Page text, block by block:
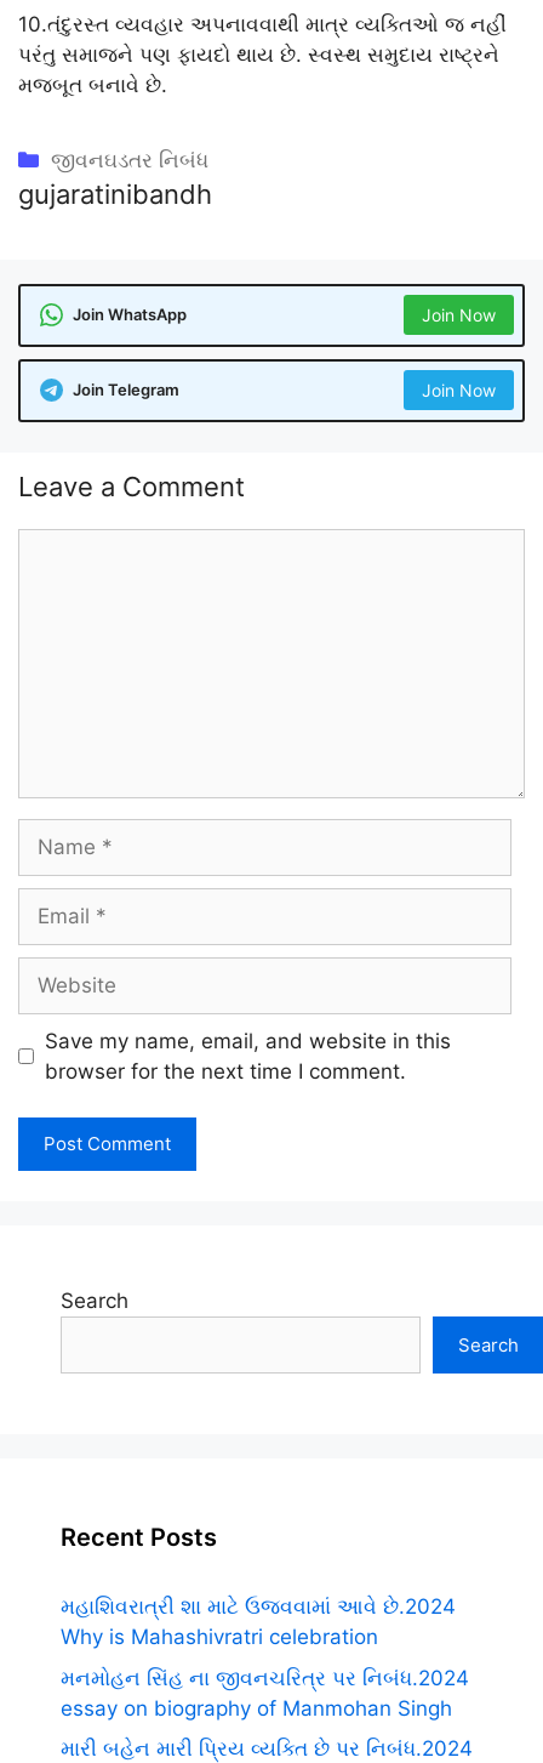
10.તંદુરસ્ત વ્યવહાર અપનાવવાથી માત્ર વ્યક્તિઓ જ નહીં
પરંતુ સમાજને પણ ફાયદો થાય છે. સ્વસ્થ સમુદાય રાષ્ટ્રને
મજબૂત બનાવે છે.
Categories
જીવનઘડતર નિબંધ
gujaratinibandh
Join WhatsApp Join Now
Join Telegram Join Now
Leave a Comment
Save my name, email, and website in this
browser for the next time I comment.
Search
Search
Recent Posts
મહાશિવરાત્રી શા માટે ઉજવવામાં આવે છે.2024
Why is Mahashivratri celebration
મનમોહન સિંહ ના જીવનચરિત્ર પર નિબંધ.2024
essay on biography of Manmohan Singh
મારી બહેન મારી પ્રિય વ્યક્તિ છે પર નિબંધ.2024